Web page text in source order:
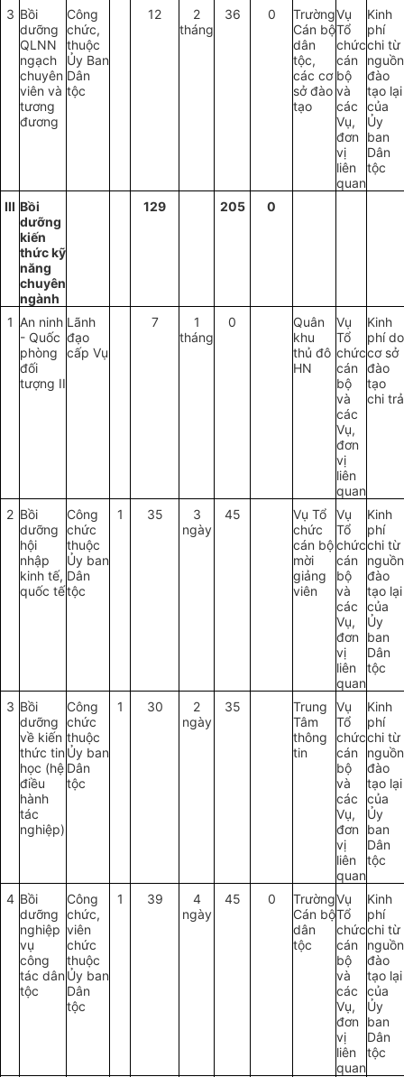
3 Bồi
dưỡng
QLNN
ngạch
chuyên
viên và
tương
đương
Công
chức,
thuộc
Ủy Ban
Dân
tộc
12
2
tháng
36 0
Trường
Cán bộ
dân
tộc,
các cơ
sở đào
tạo
Vụ
Tổ
chức
cán
bộ
và
các
Vụ,
đơn
vị
liên
quan
Kinh
phí
chi từ
nguồn
đào
tạo lại
của
Ủy
ban
Dân
tộc
III Bồi
dưỡng
kiến
thức kỹ
năng
chuyên
ngành
129 205 0
1 An ninh
- Quốc
phòng
đối
tượng II
Lãnh
đạo
cấp Vụ
7
1
tháng
0 Quân
khu
thủ đô
HN
Vụ
Tổ
chức
cán
bộ
và
các
Vụ,
đơn
vị
liên
quan
Kinh
phí do
cơ sở
đào
tạo
chi trả
2 Bồi
dưỡng
hội
nhập
kinh tế,
quốc tế
Công
chức
thuộc
Ủy ban
Dân
tộc
1 35
3
ngày
45
Vụ Tổ
chức
cán bộ
mời
giảng
viên
Vụ
Tổ
chức
cán
bộ
và
các
Vụ,
đơn
vị
liên
quan
Kinh
phí
chi từ
nguồn
đào
tạo lại
của
Ủy
ban
Dân
tộc
3 Bồi
dưỡng
về kiến
thức tin
học (hệ
điều
hành
tác
nghiệp)
Công
chức
thuộc
Ủy ban
Dân
tộc
1 30
2
ngày
35
Trung
Tâm
thông
tin
Vụ
Tổ
chức
cán
bộ
và
các
Vụ,
đơn
vị
liên
quan
Kinh
phí
chi từ
nguồn
đào
tạo lại
của
Ủy
ban
Dân
tộc
4 Bồi
dưỡng
nghiệp
vụ
công
tác dân
tộc
Công
chức,
viên
chức
thuộc
Ủy ban
Dân
tộc
1 39
4
ngày
45 0
Trường
Cán bộ
dân
tộc
Vụ
Tổ
chức
cán
bộ
và
các
Vụ,
đơn
vị
liên
quan
Kinh
phí
chi từ
nguồn
đào
tạo lại
của
Ủy
ban
Dân
tộc